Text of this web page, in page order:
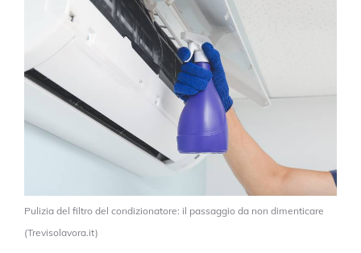
Pulizia del filtro del condizionatore: il passaggio da non dimenticare
(Trevisolavora.it)